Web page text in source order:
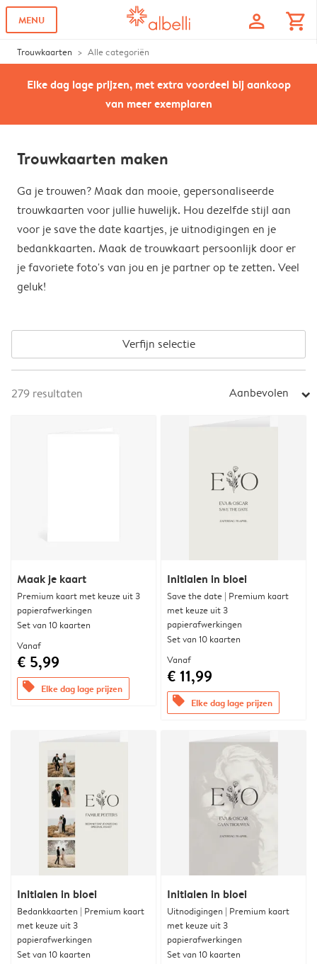
MENU profile shopping_cart
Trouwkaarten Alle categoriën
Elke dag lage prijzen, met extra voordeel bij aankoop
van meer exemplaren
Trouwkaarten maken
Ga je trouwen? Maak dan mooie, gepersonaliseerde
trouwkaarten voor jullie huwelijk. Hou dezelfde stijl aan
voor je save the date kaartjes, je uitnodigingen en je
bedankkaarten. Maak de trouwkaart persoonlijk door er
je favoriete foto's van jou en je partner op te zetten. Veel
geluk!
Verfijn selectie
279 resultaten Aanbevolen arrow_right
Maak je kaart
Premium kaart met keuze uit 3
papierafwerkingen
Set van 10 kaarten
Vanaf
€ 5,99
offers Elke dag lage prijzen
Initialen in bloei
Save the date | Premium kaart
met keuze uit 3
papierafwerkingen
Set van 10 kaarten
Vanaf
€ 11,99
offers Elke dag lage prijzen
Initialen in bloei
Bedankkaarten | Premium kaart
met keuze uit 3
papierafwerkingen
Set van 10 kaarten
Initialen in bloei
Uitnodigingen | Premium kaart
met keuze uit 3
papierafwerkingen
Set van 10 kaarten